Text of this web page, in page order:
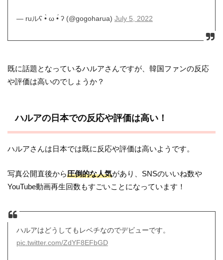
— ruルʕ •̀ ω •́ ʔ (@gogoharua) July 5, 2022
既に話題となっているハルアさんですが、韓国ファンの反応
や評価は高いのでしょうか？
ハルアの日本での反応や評価は高い！
ハルアさんは日本では既に反応や評価は高いようです。
写真公開直後から圧倒的な人気があり、SNSのいいね数や
YouTube動画再生回数もすごいことになっています！
ハルアはどうしてもレベチなのでデビューです。
pic.twitter.com/ZdYF8EFbGD